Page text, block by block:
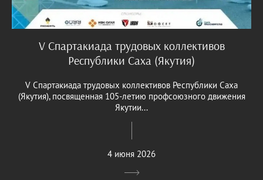
V Спартакиада трудовых коллективов
Республики Саха (Якутия)
V Спартакиада трудовых коллективов Республики Саха
(Якутия), посвященная 105-летию профсоюзного движения
Якутии...
4 июня 2026